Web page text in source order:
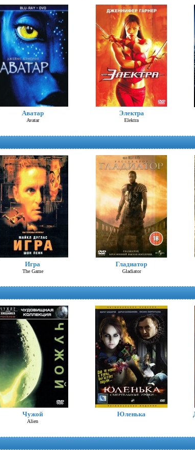
Аватар
Avatar
Электра
Elektra
Игра
The Game
Гладиатор
Gladiator
Алиса в стране чудес (Д.Депп)
Чужой
Alien
Юленька